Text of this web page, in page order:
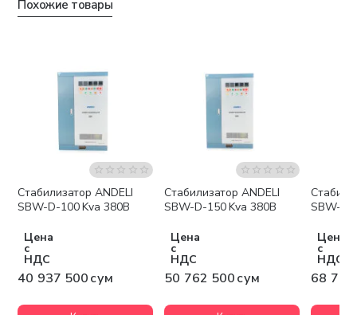
Похожие товары
Бесплатная доставка
Стабилизатор ANDELI
SBW-D-100 Kva 380В
Цена
с
НДС
40 937 500 сум
Бесплатная доставка
Стабилизатор ANDELI
SBW-D-150 Kva 380В
Цена
с
НДС
50 762 500 сум
SBW-D-
Цена
с
НДС
68 775